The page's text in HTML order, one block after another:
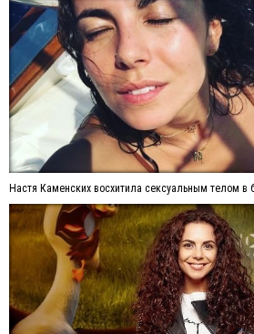
Настя Каменских восхитила сексуальным телом в